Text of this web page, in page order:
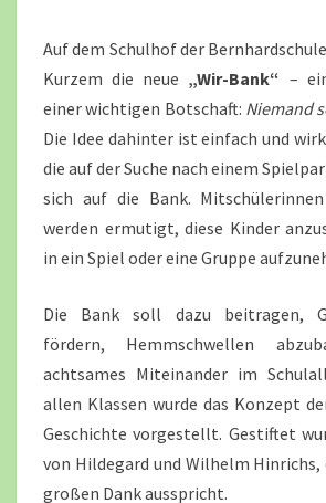
STÄRKT
DAS
Auf dem Schulhof der
Kurzem die neue „Wir-Bank“ –
einer wichtigen Botschaft: Niemand
Die Idee dahinter ist einfach und
die auf der Suche nach einem
sich auf die Bank.
werden ermutigt, diese Kinder
in ein Spiel oder eine Gruppe
Die Bank soll dazu beitragen,
fördern, Hemmschwellen
achtsames Miteinander im
allen Klassen wurde das Konzept
Geschichte vorgestellt. Gestiftet
von Hildegard und Wilhelm Hinrichs,
großen Dank ausspricht.